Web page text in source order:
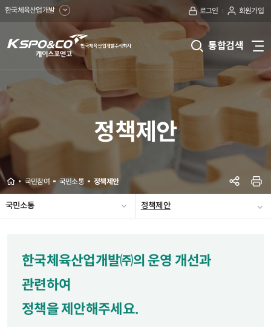
한국체육산업개발 로그인 회원가입
kspo&co
케
이
스
포
앤
코
한
국
육
산
업
통합검색
전
메
뉴
정책제안
국민소통
정책제안
설문참여
공모참여
국민심사
프로그램운영제안
고객광장
E-클린센터
Home국민참여 국민소통 정책제안
SNS공
프
한국체육산업개발㈜의 운영 개선과
관련하여
정책을 제안해주세요.